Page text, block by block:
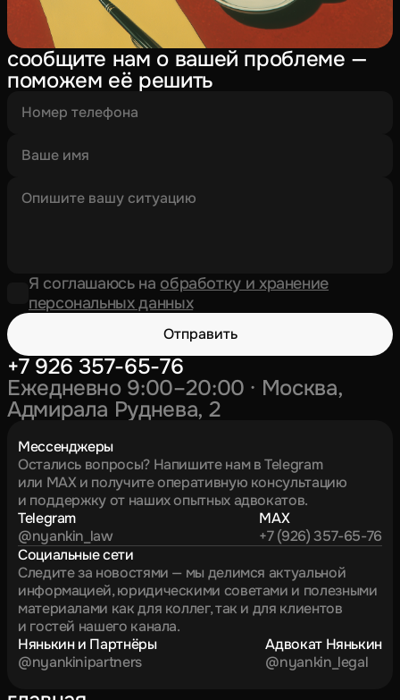
сообщите нам о вашей проблеме —
поможем её решить
Я соглашаюсь на обработку и хранение
персональных данных
Отправить
+7 926 357-65-76
Ежедневно 9:00–20:00 · Москва,
Адмирала Руднева, 2
Мессенджеры
Остались вопросы? Напишите нам в Telegram
или MAX и получите оперативную консультацию
и поддержку от наших опытных адвокатов.
Telegram
@nyankin_law
MAX
+7 (926) 357-65-76
Социальные сети
Следите за новостями — мы делимся актуальной
информацией, юридическими советами и полезными
материалами как для коллег, так и для клиентов
и гостей нашего канала.
Нянькин и Партнёры
@nyankinipartners
Адвокат Нянькин
@nyankin_legal